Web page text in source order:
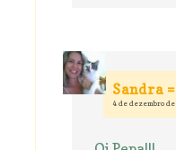
Sandra
4 de dezembro